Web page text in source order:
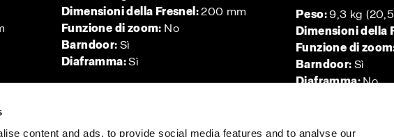
content and ads, to provide social media features and to analyse our
Dimensioni della Fresnel:200 mm
Funzione di zoom: No
Barndoor: Sì
Diaframma:Sì
Peso:9,3 kg
Dimensioni della
Funzione di
Barndoor: Sì
Diaframma:No